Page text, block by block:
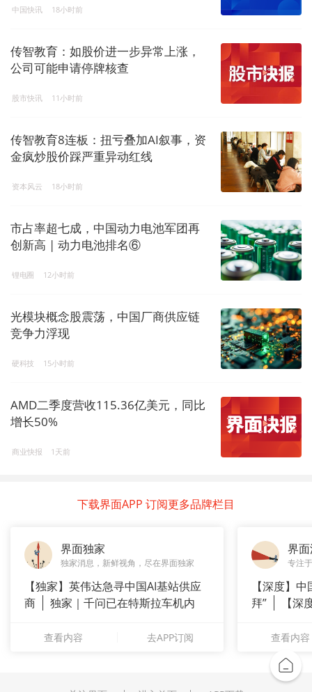
中国快讯 18小时前
传智教育：如股价进一步异常上涨，
公司可能申请停牌核查
股市快讯 11小时前
传智教育8连板：扭亏叠加AI叙事，资
金疯炒股价踩严重异动红线
资本风云 18小时前
市占率超七成，中国动力电池军团再
创新高 | 动力电池排名⑥
锂电圈 12小时前
光模块概念股震荡，中国厂商供应链
竞争力浮现
硬科技 15小时前
AMD二季度营收115.36亿美元，同比
增长50%
商业快报 1天前
下载界面APP 订阅更多品牌栏目
界面独家
独家消息，新鲜视角，尽在界面独家
【独家】英伟达急寻中国AI基站供应
商
独家｜千问已在特斯拉车机内
查看内容 去APP订阅
界
专注
【深度】
拜”
【
查看内容